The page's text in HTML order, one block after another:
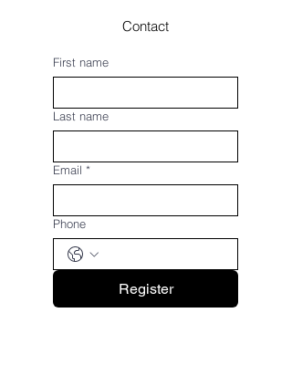
Contact
First name
Last name
Email *
Phone
Register